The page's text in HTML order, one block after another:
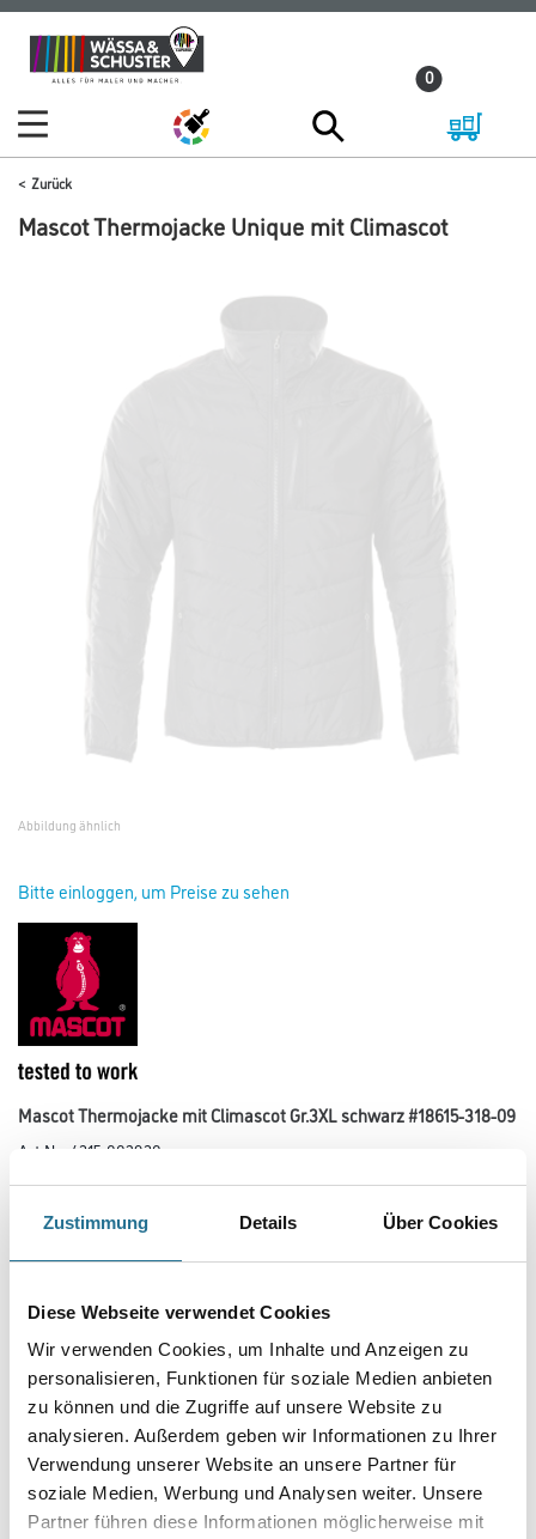
Zustimmung Details Über Cookies
Diese Webseite verwendet Cookies
Wir verwenden Cookies, um Inhalte und Anzeigen zu
personalisieren, Funktionen für soziale Medien anbieten
zu können und die Zugriffe auf unsere Website zu
analysieren. Außerdem geben wir Informationen zu Ihrer
Verwendung unserer Website an unsere Partner für
soziale Medien, Werbung und Analysen weiter. Unsere
Partner führen diese Informationen möglicherweise mit
Zum
Inhalt
Zum
Navigationsmenü
0
Zurück
Mascot Thermojacke Unique mit Climascot
Abbildung ähnlich
Bitte einloggen, um Preise zu sehen
Mascot Thermojacke mit Climascot Gr.3XL schwarz #18615-318-09
Art-Nr.:
4315-002930
Die einzigartige CLIMASCOT-Isolierung wärmt effektiv, ist leicht, weich
Ergonomisch geschnittene Ärmel, die nach den natürlichen Bewegungen
bietet erhöhte Bewegungsfreiheit. Verbesserte Sichtbarkeit für das
Größe
Farbtonbezeichnung